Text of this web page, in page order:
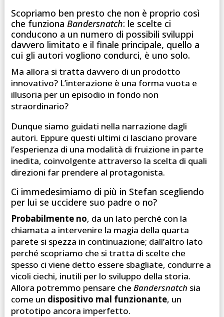
Scopriamo ben presto che non è proprio così
che funziona Bandersnatch: le scelte ci
conducono a un numero di possibili sviluppi
davvero limitato e il finale principale, quello a
cui gli autori vogliono condurci, è uno solo.
Ma allora si tratta davvero di un prodotto
innovativo? L’interazione è una forma vuota e
illusoria per un episodio in fondo non
straordinario?
Dunque siamo guidati nella narrazione dagli
autori. Eppure questi ultimi ci lasciano provare
l’esperienza di una modalità di fruizione in parte
inedita, coinvolgente attraverso la scelta di quali
direzioni far prendere al protagonista.
Ci immedesimiamo di più in Stefan scegliendo
per lui se uccidere suo padre o no?
Probabilmente no, da un lato perché con la
chiamata a intervenire la magia della quarta
parete si spezza in continuazione; dall’altro lato
perché scopriamo che si tratta di scelte che
spesso ci viene detto essere sbagliate, condurre a
vicoli ciechi, inutili per lo sviluppo della storia.
Allora potremmo pensare che Bandersnatch sia
come un dispositivo mal funzionante, un
prototipo ancora imperfetto.